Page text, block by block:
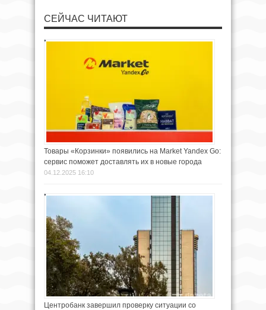
СЕЙЧАС ЧИТАЮТ
Товары «Корзинки» появились на Market Yandex Go:
сервис поможет доставлять их в новые города
04.12.2025 16:10
Центробанк завершил проверку ситуации со